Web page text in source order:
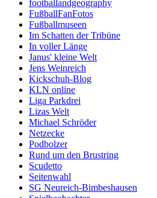
footballandgeography
FußballFanFotos
Fußballmuseen
Im Schatten der Tribüne
In voller Länge
Janus' kleine Welt
Jens Weinreich
Kickschuh-Blog
KLN online
Liga Parkdrei
Lizas Welt
Michael Schröder
Netzecke
Podbolzer
Rund um den Brustring
Scudetto
Seitenwahl
SG Neureich-Bimbeshausen